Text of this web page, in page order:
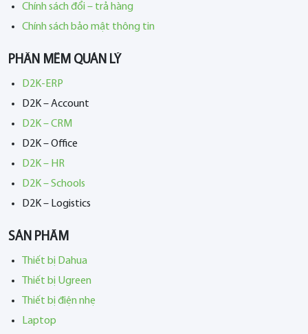
Chính sách đổi – trả hàng
Chính sách bảo mật thông tin
PHẦN MỀM QUẢN LÝ
D2K-ERP
D2K – Account
D2K – CRM
D2K – Office
D2K – HR
D2K – Schools
D2K – Logistics
SẢN PHẨM
Thiết bị Dahua
Thiết bị Ugreen
Thiết bị điện nhẹ
Laptop